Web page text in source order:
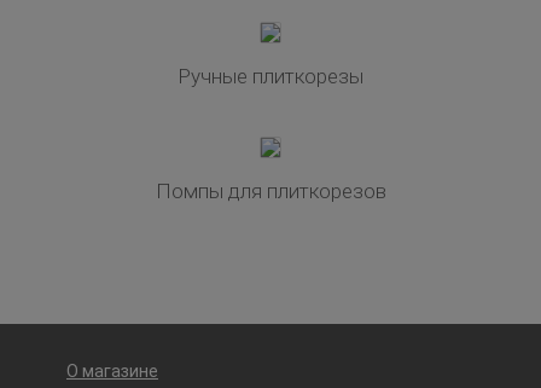
Ручные плиткорезы
Помпы для плиткорезов
О магазине